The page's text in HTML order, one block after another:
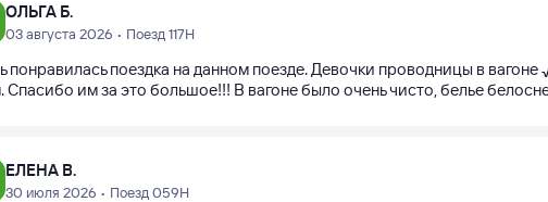
ОЛЬГА Б.
03 августа 2026 • Поезд 117Н
понравилась поездка на данном поезде. Девочки проводницы в
Спасибо им за это большое!!! В вагоне было очень чисто, белье
ЕЛЕНА В.
30 июля 2026 • Поезд 059Н